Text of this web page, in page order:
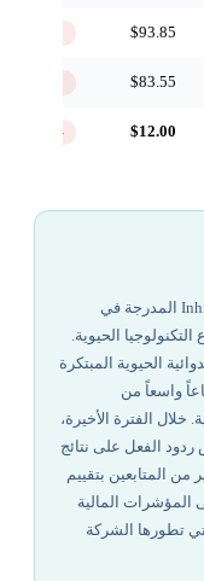
$93.85
$83.55
$12.00
سهم INBX هو سهم شركة Inhibrx Biosciences المدرجة في
الحيوية.
الحيوية المبتكرة
واسعاً من
الفترة الأخيرة،
الفعل على نتائج
من المتابعين بتقييم
المالية
تطورها الشركة